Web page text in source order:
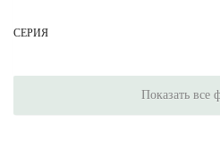
СЕРИЯ
Показать все